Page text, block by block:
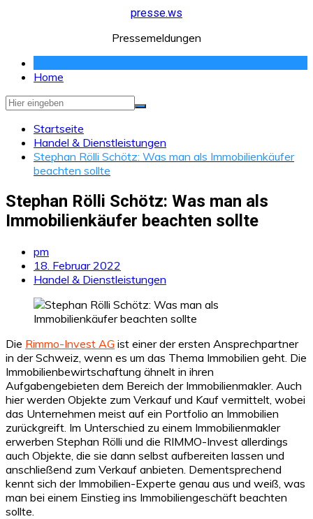
presse.ws
Pressemeldungen
Home
Startseite
Handel & Dienstleistungen
Stephan Rölli Schötz: Was man als Immobilienkäufer
beachten sollte
Stephan Rölli Schötz: Was man als
Immobilienkäufer beachten sollte
pm
18. Februar 2022
Handel & Dienstleistungen
Die Rimmo-Invest AG ist einer der ersten Ansprechpartner
in der Schweiz, wenn es um das Thema Immobilien geht. Die
Immobilienbewirtschaftung ähnelt in ihren
Aufgabengebieten dem Bereich der Immobilienmakler. Auch
hier werden Objekte zum Verkauf und Kauf vermittelt, wobei
das Unternehmen meist auf ein Portfolio an Immobilien
zurückgreift. Im Unterschied zu einem Immobilienmakler
erwerben Stephan Rölli und die RIMMO-Invest allerdings
auch Objekte, die sie dann selbst aufbereiten lassen und
anschließend zum Verkauf anbieten. Dementsprechend
kennt sich der Immobilien-Experte genau aus und weiß, was
man bei einem Einstieg ins Immobiliengeschäft beachten
sollte.